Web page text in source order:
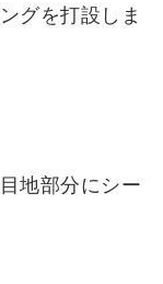
グを打設しま
地部分にシー